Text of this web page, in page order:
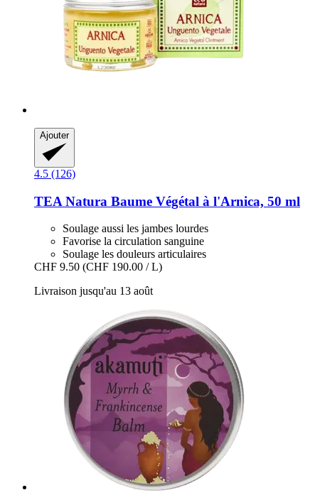
Ajouter
4.5 (126)
TEA Natura Baume Végétal à l'Arnica, 50 ml
Soulage aussi les jambes lourdes
Favorise la circulation sanguine
Soulage les douleurs articulaires
CHF 9.50 (CHF 190.00 / L)
Livraison jusqu'au 13 août